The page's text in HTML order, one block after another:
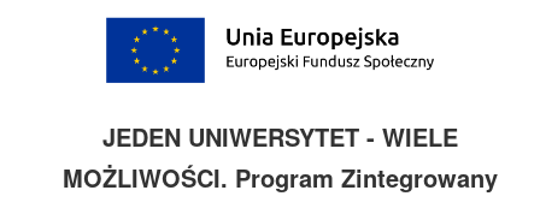
JEDEN UNIWERSYTET - WIELE
MOŻLIWOŚCI. Program Zintegrowany